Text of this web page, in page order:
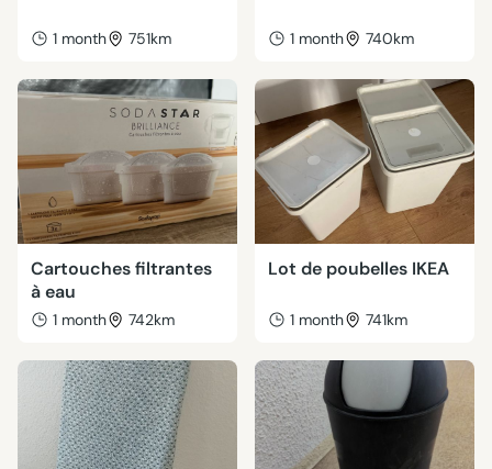
1 month 751km 1 month 740km
Cartouches filtrantes
à eau
1 month 742km
Lot de poubelles IKEA
1 month 741km